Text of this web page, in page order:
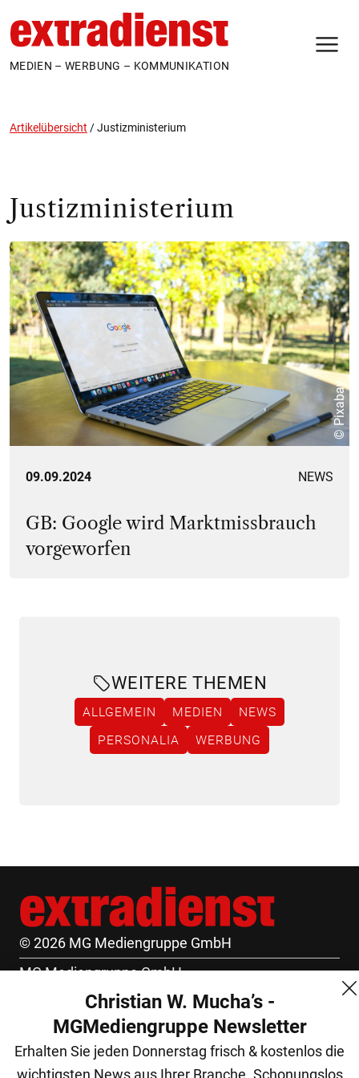
MEDIEN – WERBUNG – KOMMUNIKATION
Artikelübersicht /Justizministerium
Justizministerium
© Pixabay
09.09.2024 NEWS
GB: Google wird Marktmissbrauch
vorgeworfen
WEITERE THEMEN
ALLGEMEIN MEDIEN
NEWS
PERSONALIA
WERBUNG
© 2026 MG Mediengruppe GmbH
MG Mediengruppe GmbH
Burgring 1/7
1010 Wien
+43 (1) 522 14 14
Christian W. Mucha’s -
MGMediengruppe Newsletter
Erhalten Sie jeden Donnerstag frisch & kostenlos die
wichtigsten News aus Ihrer Branche. Schonungslos